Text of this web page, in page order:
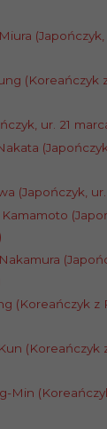
(Koreańczyk
ur. 21
(Japończyk, ur.
(Koreańczyk z
(Koreańczyk
Min